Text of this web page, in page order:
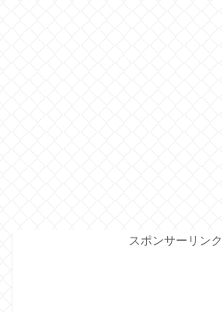
スポンサーリンク